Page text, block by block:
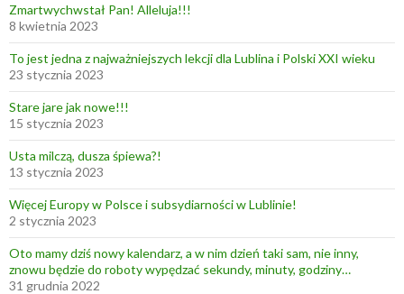
Zmartwychwstał Pan! Alleluja!!!
8 kwietnia 2023
To jest jedna z najważniejszych lekcji dla Lublina i Polski XXI wieku
23 stycznia 2023
Stare jare jak nowe!!!
15 stycznia 2023
Usta milczą, dusza śpiewa?!
13 stycznia 2023
Więcej Europy w Polsce i subsydiarności w Lublinie!
2 stycznia 2023
Oto mamy dziś nowy kalendarz, a w nim dzień taki sam, nie inny,
znowu będzie do roboty wypędzać sekundy, minuty, godziny…
31 grudnia 2022